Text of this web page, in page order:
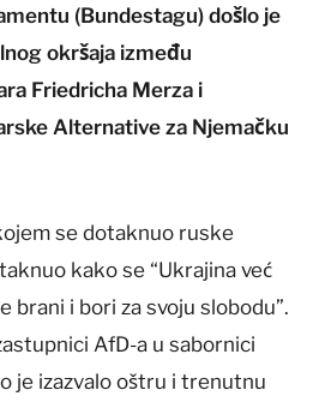
(Bundestagu) došlo je
okršaja između
Friedricha Merza i
Alternative za Njemačku
se dotaknuo ruske
kako se “Ukrajina već
brani i bori za svoju slobodu”.
AfD-a u sabornici
je izazvalo oštru i trenutnu